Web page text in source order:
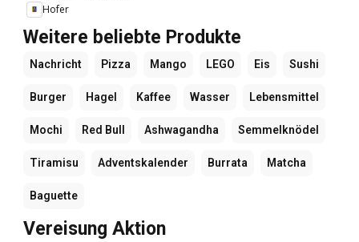
Hofer
Weitere beliebte Produkte
Nachricht Pizza Mango LEGO Eis Sushi
Burger Hagel Kaffee Wasser Lebensmittel
Mochi Red Bull Ashwagandha Semmelknödel
Tiramisu Adventskalender Burrata Matcha
Baguette
Vereisung Aktion